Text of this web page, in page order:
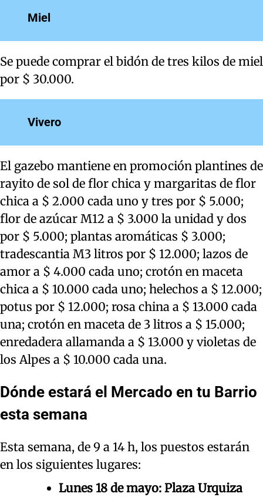
Miel
Se puede comprar el bidón de tres kilos de miel
por $ 30.000.
Vivero
El gazebo mantiene en promoción plantines de
rayito de sol de flor chica y margaritas de flor
chica a $ 2.000 cada uno y tres por $ 5.000;
flor de azúcar M12 a $ 3.000 la unidad y dos
por $ 5.000; plantas aromáticas $ 3.000;
tradescantia M3 litros por $ 12.000; lazos de
amor a $ 4.000 cada uno; crotón en maceta
chica a $ 10.000 cada uno; helechos a $ 12.000;
potus por $ 12.000; rosa china a $ 13.000 cada
una; crotón en maceta de 3 litros a $ 15.000;
enredadera allamanda a $ 13.000 y violetas de
los Alpes a $ 10.000 cada una.
Dónde estará el Mercado en tu Barrio
esta semana
Esta semana, de 9 a 14 h, los puestos estarán
en los siguientes lugares:
Lunes 18 de mayo: Plaza Urquiza